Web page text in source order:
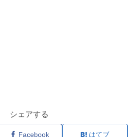
シェアする
Facebook はてブ